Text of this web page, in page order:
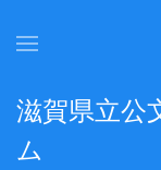
滋賀県立公
ム